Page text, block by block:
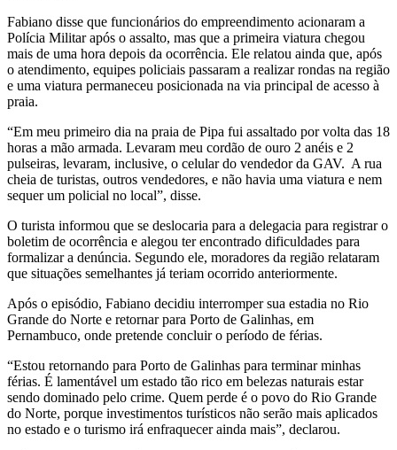
Fabiano disse que funcionários do empreendimento acionaram a
Polícia Militar após o assalto, mas que a primeira viatura chegou
mais de uma hora depois da ocorrência. Ele relatou ainda que, após
o atendimento, equipes policiais passaram a realizar rondas na região
e uma viatura permaneceu posicionada na via principal de acesso à
praia.
“Em meu primeiro dia na praia de Pipa fui assaltado por volta das 18
horas a mão armada. Levaram meu cordão de ouro 2 anéis e 2
pulseiras, levaram, inclusive, o celular do vendedor da GAV. A rua
cheia de turistas, outros vendedores, e não havia uma viatura e nem
sequer um policial no local”, disse.
O turista informou que se deslocaria para a delegacia para registrar o
boletim de ocorrência e alegou ter encontrado dificuldades para
formalizar a denúncia. Segundo ele, moradores da região relataram
que situações semelhantes já teriam ocorrido anteriormente.
Após o episódio, Fabiano decidiu interromper sua estadia no Rio
Grande do Norte e retornar para Porto de Galinhas, em
Pernambuco, onde pretende concluir o período de férias.
“Estou retornando para Porto de Galinhas para terminar minhas
férias. É lamentável um estado tão rico em belezas naturais estar
sendo dominado pelo crime. Quem perde é o povo do Rio Grande
do Norte, porque investimentos turísticos não serão mais aplicados
no estado e o turismo irá enfraquecer ainda mais”, declarou.